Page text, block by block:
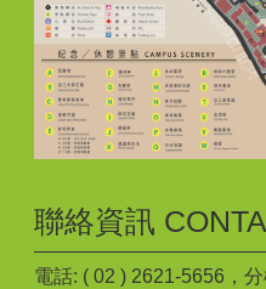
聯絡資訊
電話: ( 02 ) 2621-5656，